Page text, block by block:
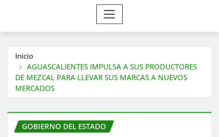
Inicio
AGUASCALIENTES IMPULSA A SUS PRODUCTORES
DE MEZCAL PARA LLEVAR SUS MARCAS A NUEVOS
MERCADOS
GOBIERNO DEL ESTADO